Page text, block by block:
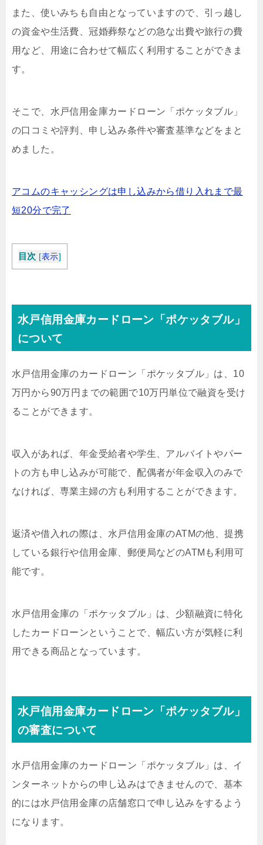
また、使いみちも自由となっていますので、引っ越し
の資金や生活費、冠婚葬祭などの急な出費や旅行の費
用など、用途に合わせて幅広く利用することができま
す。
そこで、水戸信用金庫カードローン「ポケッタブル」
の口コミや評判、申し込み条件や審査基準などをまと
めました。
アコムのキャッシングは申し込みから借り入れまで最
短20分で完了
目次 [表示]
水戸信用金庫カードローン「ポケッタブル」
について
水戸信用金庫のカードローン「ポケッタブル」は、10
万円から90万円までの範囲で10万円単位で融資を受け
ることができます。
収入があれば、年金受給者や学生、アルバイトやパー
トの方も申し込みが可能で、配偶者が年金収入のみで
なければ、専業主婦の方も利用することができます。
返済や借入れの際は、水戸信用金庫のATMの他、提携
している銀行や信用金庫、郵便局などのATMも利用可
能です。
水戸信用金庫の「ポケッタブル」は、少額融資に特化
したカードローンということで、幅広い方が気軽に利
用できる商品となっています。
水戸信用金庫カードローン「ポケッタブル」
の審査について
水戸信用金庫のカードローン「ポケッタブル」は、イ
ンターネットからの申し込みはできませんので、基本
的には水戸信用金庫の店舗窓口で申し込みをするよう
になります。